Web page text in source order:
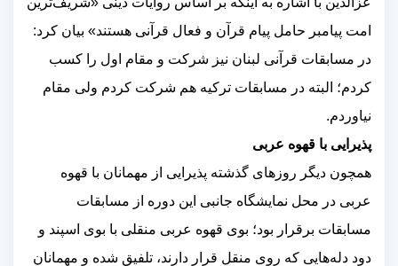
امت پیامبر حامل پیام قرآن و فعال قرآنی هستند» بیان کرد:
در مسابقات قرآنی لبنان نیز شرکت و مقام اول را کسب
کردم؛ البته در مسابقات ترکیه هم شرکت کردم ولی مقام
نیاوردم.
پذیرایی با قهوه عربی
همچون دیگر روزهای گذشته پذیرایی از مهمانان با قهوه
عربی در محل نمایشگاه جانبی این دوره از مسابقات
مسابقات برقرار بود؛ بوی قهوه عربی منقلی با بوی اسپند و
دود دله‌هایی که روی منقل قرار دارند، تلفیق شده و مهمانان